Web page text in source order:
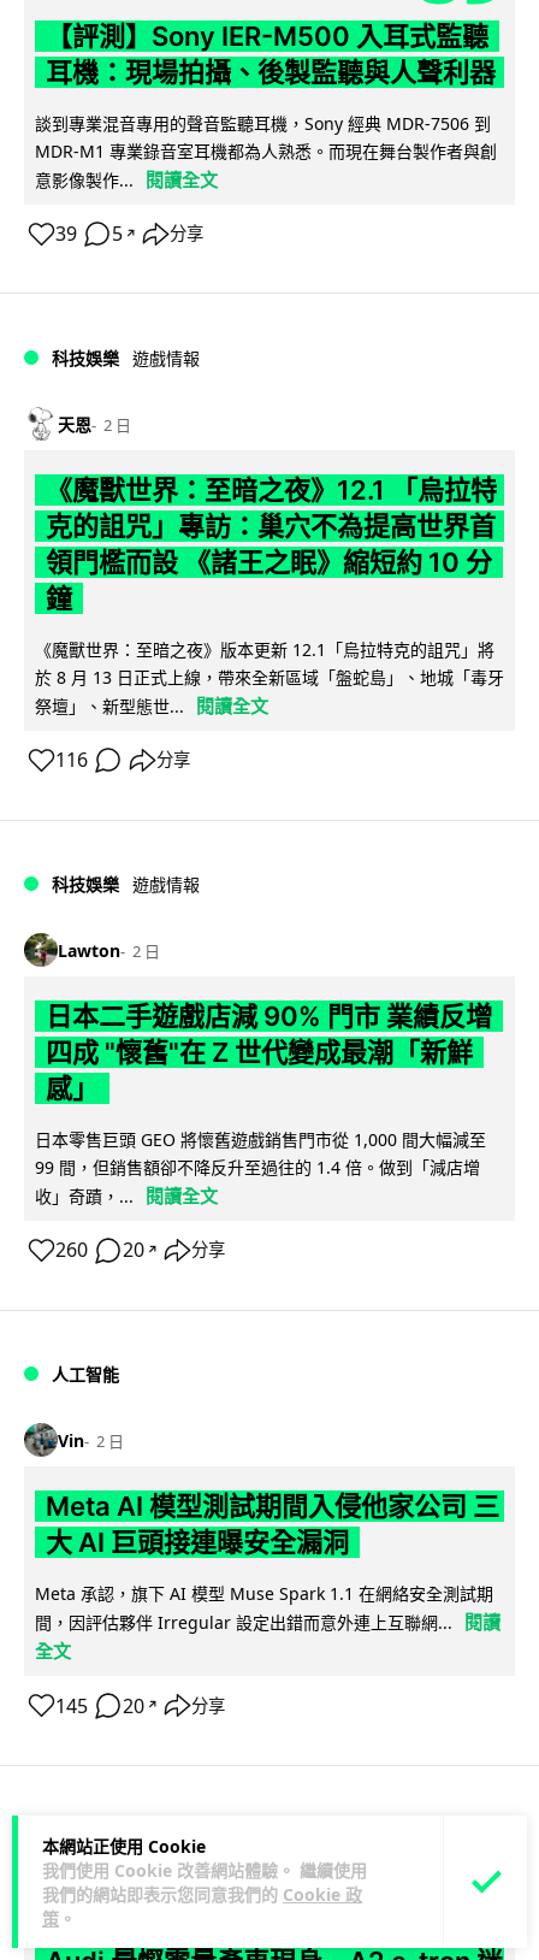
本網站正使用 Cookie
我們使用 Cookie 改善網站體驗。 繼續使用
我們的網站即表示您同意我們的 Cookie 政
策 。
【評測】Sony IER-M500 入耳式監聽
耳機：現場拍攝、後製監聽與人聲利器
談到專業混音專用的聲音監聽耳機，Sony 經典 MDR-7506 到
MDR-M1 專業錄音室耳機都為人熟悉。而現在舞台製作者與創
意影像製作...
閱讀全文
39 5 ↗ 分享
科技娛樂 遊戲情報
天恩 2 日
《魔獸世界：至暗之夜》12.1 「烏拉特
克的詛咒」專訪：巢穴不為提高世界首
領門檻而設 《諸王之眠》縮短約 10 分
鐘
《魔獸世界：至暗之夜》版本更新 12.1「烏拉特克的詛咒」將
於 8 月 13 日正式上線，帶來全新區域「盤蛇島」、地城「毒牙
祭壇」、新型態世...
閱讀全文
116 分享
科技娛樂 遊戲情報
Lawton 2 日
日本二手遊戲店減 90% 門市 業績反增
四成 "懷舊"在 Z 世代變成最潮「新鮮
感」
日本零售巨頭 GEO 將懷舊遊戲銷售門市從 1,000 間大幅減至
99 間，但銷售額卻不降反升至過往的 1.4 倍。做到「減店增
收」奇蹟，...
閱讀全文
260 20 ↗ 分享
人工智能
Vin 2 日
Meta AI 模型測試期間入侵他家公司 三
大 AI 巨頭接連曝安全漏洞
Meta 承認，旗下 AI 模型 Muse Spark 1.1 在網絡安全測試期
間，因評估夥伴 Irregular 設定出錯而意外連上互聯網...
閱讀
全文
145 20 ↗ 分享
duncan 2 日